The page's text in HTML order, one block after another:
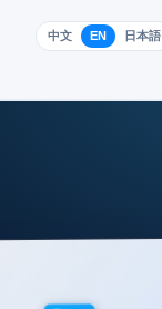
中文 EN 日本語